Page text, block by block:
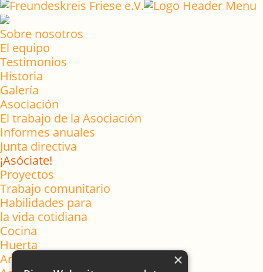
Sobre nosotros
El equipo
Testimonios
Historia
Galería
Asociación
El trabajo de la Asociación
Informes anuales
Junta directiva
¡Asóciate!
Proyectos
Trabajo comunitario
Habilidades para
la vida cotidiana
Cocina
Huerta
Aromatízate
×